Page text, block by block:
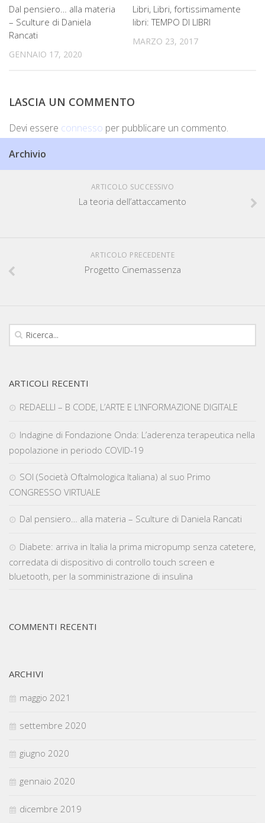
Dal pensiero… alla materia
– Sculture di Daniela
Rancati
GENNAIO 17, 2020
Libri, Libri, fortissimamente
libri: TEMPO DI LIBRI
MARZO 23, 2017
LASCIA UN COMMENTO
Devi essere connesso per pubblicare un commento.
Archivio
ARTICOLO SUCCESSIVO
La teoria dell’attaccamento
ARTICOLO PRECEDENTE
Progetto Cinemassenza
ARTICOLI RECENTI
REDAELLI – B CODE, L’ARTE E L’INFORMAZIONE DIGITALE
Indagine di Fondazione Onda: L’aderenza terapeutica nella
popolazione in periodo COVID-19
SOI (Società Oftalmologica Italiana) al suo Primo
CONGRESSO VIRTUALE
Dal pensiero… alla materia – Sculture di Daniela Rancati
Diabete: arriva in Italia la prima micropump senza catetere,
corredata di dispositivo di controllo touch screen e
bluetooth, per la somministrazione di insulina
COMMENTI RECENTI
ARCHIVI
maggio 2021
settembre 2020
giugno 2020
gennaio 2020
dicembre 2019